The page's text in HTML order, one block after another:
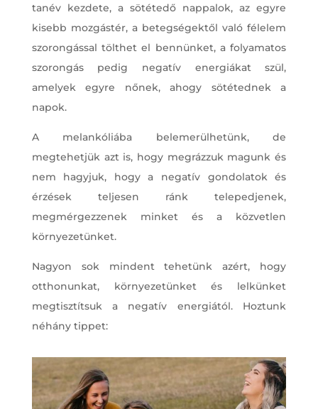
tanév kezdete, a sötétedő nappalok, az egyre
kisebb mozgástér, a betegségektől való félelem
szorongással tölthet el bennünket, a folyamatos
szorongás pedig negatív energiákat szül,
amelyek egyre nőnek, ahogy sötétednek a
napok.
A melankóliába belemerülhetünk, de
megtehetjük azt is, hogy megrázzuk magunk és
nem hagyjuk, hogy a negatív gondolatok és
érzések teljesen ránk telepedjenek,
megmérgezzenek minket és a közvetlen
környezetünket.
Nagyon sok mindent tehetünk azért, hogy
otthonunkat, környezetünket és lelkünket
megtisztítsuk a negatív energiától. Hoztunk
néhány tippet: